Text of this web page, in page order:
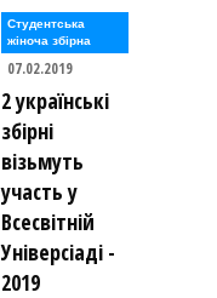
Студентська
жіноча збірна
07.02.2019
2 українські
збірні
візьмуть
участь у
Всесвітній
Універсіаді -
2019